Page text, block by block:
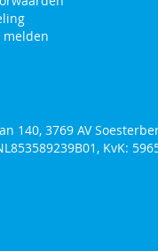
melden
140, 3769 AV
KvK: